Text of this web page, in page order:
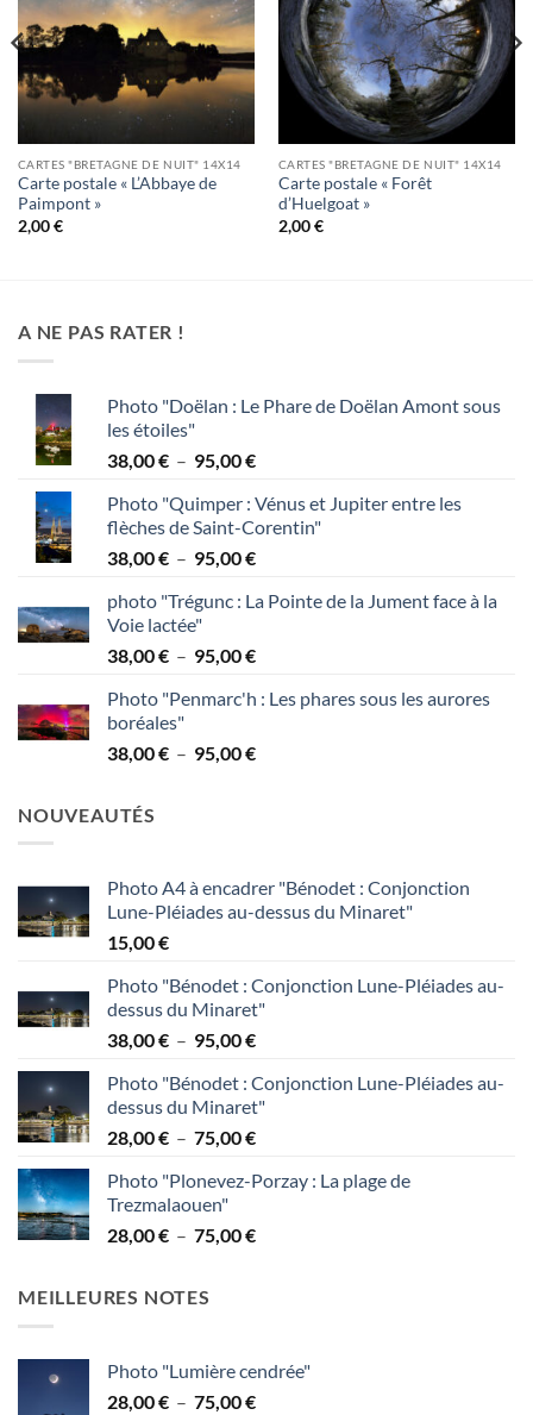
CARTES "BRETAGNE DE NUIT" 14X14
Carte postale « L’Abbaye de
Paimpont »
2,00€
CARTES "BRETAGNE DE NUIT" 14X14
Carte postale « Forêt
d’Huelgoat »
2,00€
A NE PAS RATER !
Photo "Doëlan : Le Phare de Doëlan Amont sous
les étoiles"
38,00€ – 95,00€Plage
prix :
38,00 €
à
Photo "Quimper : Vénus et Jupiter entre les
flèches de Saint-Corentin"
38,00€ – 95,00€Plage
prix :
à
photo "Trégunc : La Pointe de la Jument face à la
Voie lactée"
38,00€ – 95,00€Plage
prix :
à
Photo "Penmarc'h : Les phares sous les aurores
boréales"
38,00€ – 95,00€Plage
NOUVEAUTÉS
Photo A4 à encadrer "Bénodet : Conjonction
Lune-Pléiades au-dessus du Minaret"
15,00€
Photo "Bénodet : Conjonction Lune-Pléiades au-
dessus du Minaret"
38,00€ – 95,00€Plage
prix :
38,00 €
à
Photo "Bénodet : Conjonction Lune-Pléiades au-
dessus du Minaret"
28,00€ – 75,00€Plage
prix :
à
Photo "Plonevez-Porzay : La plage de
Trezmalaouen"
28,00€ – 75,00€Plage
MEILLEURES NOTES
Photo "Lumière cendrée"
28,00€ – 75,00€Plage